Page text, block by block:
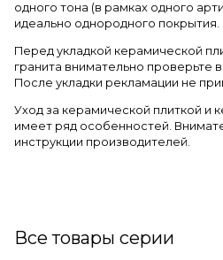
одного тона (в рамках одного
идеально однородного покрытия.
Перед укладкой керамической
гранита внимательно проверьте
После укладки рекламации не
Уход за керамической плиткой и
имеет ряд особенностей.
инструкции производителей.
Все товары серии